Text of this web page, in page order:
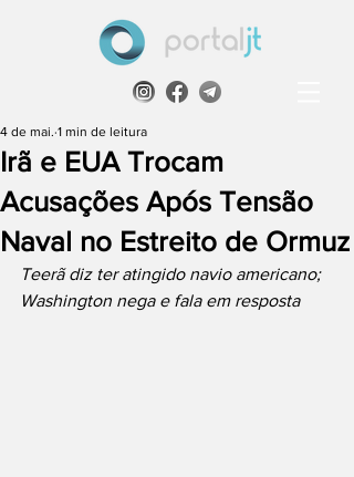
Irã e EUA Trocam
Acusações Após Tensão
Naval no Estreito de Ormuz
4 de mai. 1 min de leitura
Teerã diz ter atingido navio americano;
Washington nega e fala em resposta